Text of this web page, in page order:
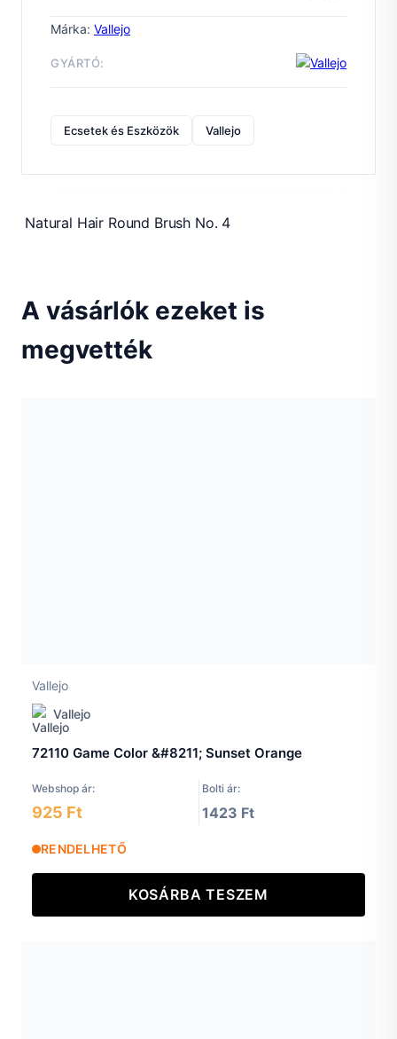
4
Márka: Vallejo
GYÁRTÓ:
Ecsetek és Eszközök Vallejo
Natural Hair Round Brush No. 4
A vásárlók ezeket is
megvették
Vallejo
Vallejo
72110 Game Color &#8211; Sunset Orange
Webshop ár: Bolti ár:
925 Ft 1423 Ft
RENDELHETŐ
KOSÁRBA TESZEM